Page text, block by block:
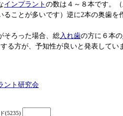
インプラント の数は４～８本です。
ことが多いです）逆に2本の奥歯を
そろった場合、総入れ歯の方に６本の
る方が、予知性が良いと発表してい
ント研究会
(5235)